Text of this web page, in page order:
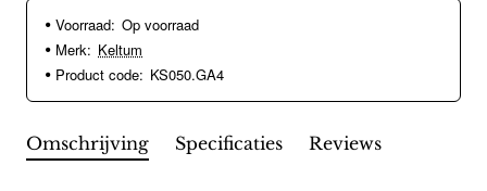
Voorraad: Op voorraad
Merk: Keltum
Product code: KS050.GA4
Omschrijving Specificaties Reviews